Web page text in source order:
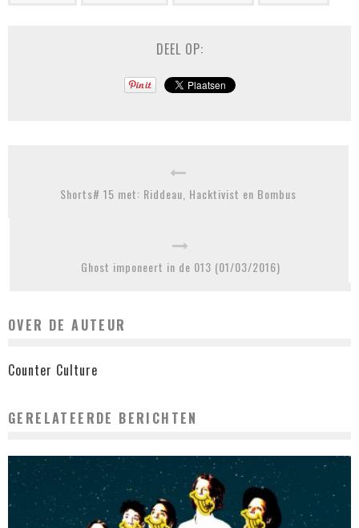
DEEL OP:
Shorts# 15 met: Riddeau, Hacktivist en Bombus
Ghost imponeert in de 013 (01/03/2016)
OVER DE AUTEUR
Counter Culture
GERELATEERDE BERICHTEN